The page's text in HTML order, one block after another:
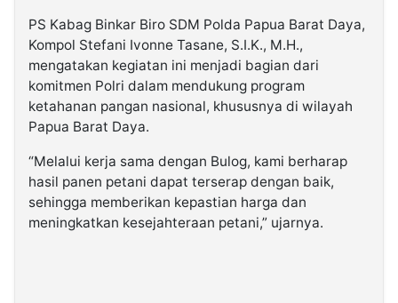
PS Kabag Binkar Biro SDM Polda Papua Barat Daya,
Kompol Stefani Ivonne Tasane, S.I.K., M.H.,
mengatakan kegiatan ini menjadi bagian dari
komitmen Polri dalam mendukung program
ketahanan pangan nasional, khususnya di wilayah
Papua Barat Daya.
“Melalui kerja sama dengan Bulog, kami berharap
hasil panen petani dapat terserap dengan baik,
sehingga memberikan kepastian harga dan
meningkatkan kesejahteraan petani,” ujarnya.